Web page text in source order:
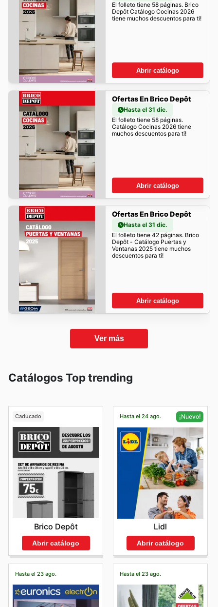
El folleto tiene 58 páginas. Brico
Depôt Catálogo Cocinas 2026
tiene muchos descuentos para ti!
Abrir catálogo
Ofertas En Brico Depôt
Hasta el 31 dic.
El folleto tiene 58 páginas.
Catálogo Cocinas 2026 tiene
muchos descuentos para ti!
Abrir catálogo
Ofertas En Brico Depôt
Hasta el 31 dic.
El folleto tiene 42 páginas. Brico
Depôt - Catálogo Puertas y
Ventanas 2025 tiene muchos
descuentos para ti!
Abrir catálogo
Ver más
Catálogos Top trending
Caducado
Brico Depôt
Abrir catálogo
Hasta el 24 ago. ¡Nuevo!
Lidl
Abrir catálogo
Hasta el 23 ago. Hasta el 23 ago.